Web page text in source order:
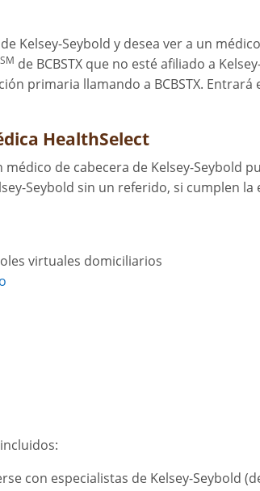
Kelsey-Seybold y desea ver a un
SM de BCBSTX que no esté afiliado a
primaria llamando a BCBSTX. Entrará
HealthSelect
de cabecera de Kelsey-Seybold
Seybold sin un referido, si cumplen la
virtuales domiciliarios
con especialistas de Kelsey-Seybold